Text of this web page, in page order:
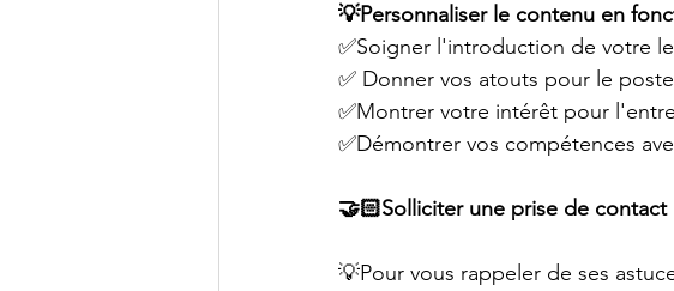
💡Personnaliser le contenu en
✅Soigner l'introduction de votre
✅ Donner vos atouts pour le poste
✅Montrer votre intérêt pour
✅Démontrer vos compétences
🤝🏻Solliciter une prise de
💡Pour vous rappeler de ses